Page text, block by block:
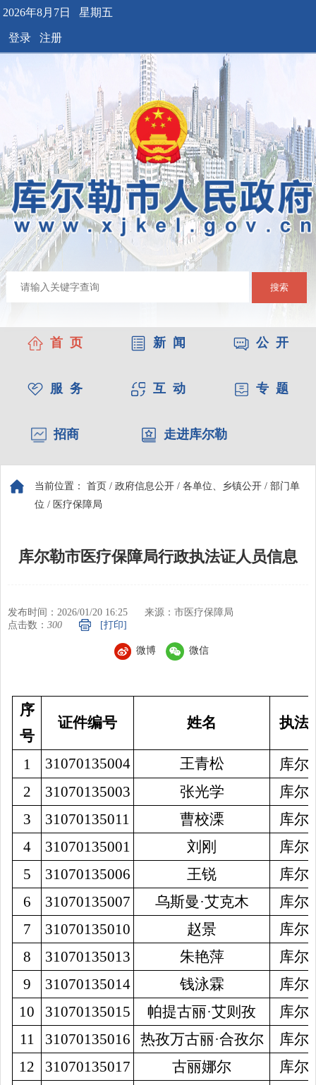
2026年8月7日 星期五
登录 注册
搜索
首 页 新 闻 公 开
服 务 互 动 专 题
招商 走进库尔勒
当前位置： 首页 / 政府信息公开 / 各单位、乡镇公开 / 部门单
位 / 医疗保障局
库尔勒市医疗保障局行政执法证人员信息
发布时间：2026/01/20 16:25
来源：市医疗保障局
点击数： 300 [打印]
微博 微信
序
号
证件编号 姓名 执法
1 31070135004 王青松
库尔
2
31070135003 张光学
库尔
3
31070135011 曹校溧
库尔
4
31070135001 刘刚
库尔
5
31070135006 王锐
库尔
6
31070135007 乌斯曼 ·艾克木
库尔
7
31070135010 赵景
库尔
8
31070135013 朱艳萍
库尔
9
31070135014 钱泳霖
库尔
10
31070135015 帕提古丽·艾则孜
库尔
11
31070135016 热孜万古丽·合孜尔
库尔
1 2 31070135017 古丽娜尔
库尔